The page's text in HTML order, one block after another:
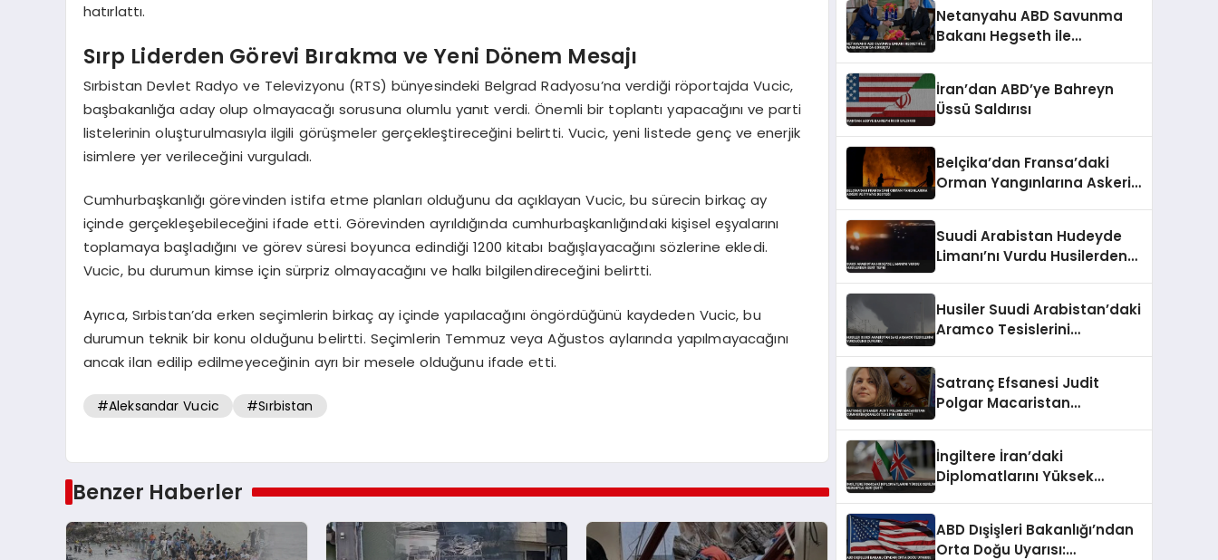
hatırlattı.
Sırp Liderden Görevi Bırakma ve Yeni Dönem Mesajı
Sırbistan Devlet Radyo ve Televizyonu (RTS) bünyesindeki Belgrad Radyosu’na verdiği röportajda Vucic,
başbakanlığa aday olup olmayacağı sorusuna olumlu yanıt verdi. Önemli bir toplantı yapacağını ve parti
listelerinin oluşturulmasıyla ilgili görüşmeler gerçekleştireceğini belirtti. Vucic, yeni listede genç ve enerjik
isimlere yer verileceğini vurguladı.
Cumhurbaşkanlığı görevinden istifa etme planları olduğunu da açıklayan Vucic, bu sürecin birkaç ay
içinde gerçekleşebileceğini ifade etti. Görevinden ayrıldığında cumhurbaşkanlığındaki kişisel eşyalarını
toplamaya başladığını ve görev süresi boyunca edindiği 1200 kitabı bağışlayacağını sözlerine ekledi.
Vucic, bu durumun kimse için sürpriz olmayacağını ve halkı bilgilendireceğini belirtti.
Ayrıca, Sırbistan’da erken seçimlerin birkaç ay içinde yapılacağını öngördüğünü kaydeden Vucic, bu
durumun teknik bir konu olduğunu belirtti. Seçimlerin Temmuz veya Ağustos aylarında yapılmayacağını
ancak ilan edilip edilmeyeceğinin ayrı bir mesele olduğunu ifade etti.
#Aleksandar Vucic #Sırbistan
Benzer Haberler
Netanyahu ABD Savunma
Bakanı Hegseth ile
İran’dan ABD’ye Bahreyn
Üssü Saldırısı
Belçika’dan Fransa’daki
Orman Yangınlarına Askeri
Suudi Arabistan Hudeyde
Limanı’nı Vurdu Husilerden
Husiler Suudi Arabistan’daki
Aramco Tesislerini
Satranç Efsanesi Judit
Polgar Macaristan
İngiltere İran’daki
Diplomatlarını Yüksek
ABD Dışişleri Bakanlığı’ndan
Orta Doğu Uyarısı: